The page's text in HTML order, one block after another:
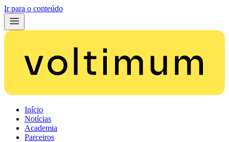
Ir para o conteúdo
Início
Notícias
Academia
Parceiros